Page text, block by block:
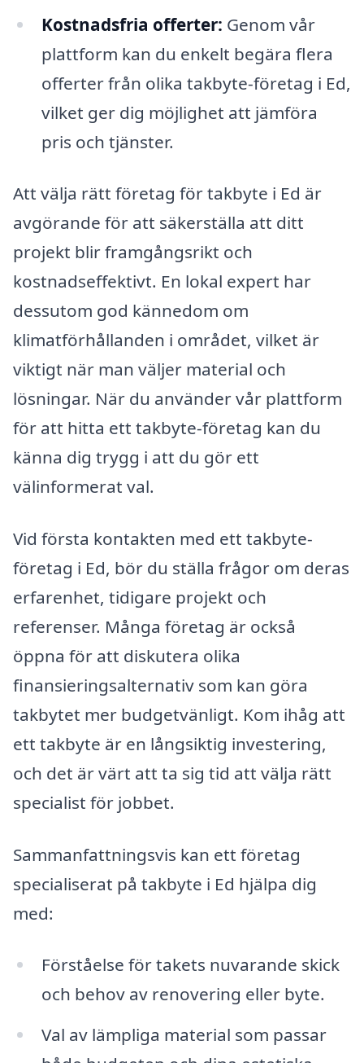
Kostnadsfria offerter: Genom vår
plattform kan du enkelt begära flera
offerter från olika takbyte-företag i Ed,
vilket ger dig möjlighet att jämföra
pris och tjänster.
Att välja rätt företag för takbyte i Ed är
avgörande för att säkerställa att ditt
projekt blir framgångsrikt och
kostnadseffektivt. En lokal expert har
dessutom god kännedom om
klimatförhållanden i området, vilket är
viktigt när man väljer material och
lösningar. När du använder vår plattform
för att hitta ett takbyte-företag kan du
känna dig trygg i att du gör ett
välinformerat val.
Vid första kontakten med ett takbyte-
företag i Ed, bör du ställa frågor om deras
erfarenhet, tidigare projekt och
referenser. Många företag är också
öppna för att diskutera olika
finansieringsalternativ som kan göra
takbytet mer budgetvänligt. Kom ihåg att
ett takbyte är en långsiktig investering,
och det är värt att ta sig tid att välja rätt
specialist för jobbet.
Sammanfattningsvis kan ett företag
specialiserat på takbyte i Ed hjälpa dig
med:
Förståelse för takets nuvarande skick
och behov av renovering eller byte.
Val av lämpliga material som passar